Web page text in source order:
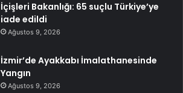
İçişleri Bakanlığı: 65 suçlu Türkiye’ye
iade edildi
Ağustos 9, 2026
İzmir’de Ayakkabı İmalathanesinde
Yangın
Ağustos 9, 2026